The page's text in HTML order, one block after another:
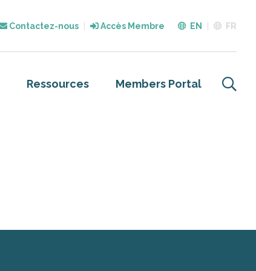
Contactez-nous Accès Membre EN FR
Ressources Members Portal